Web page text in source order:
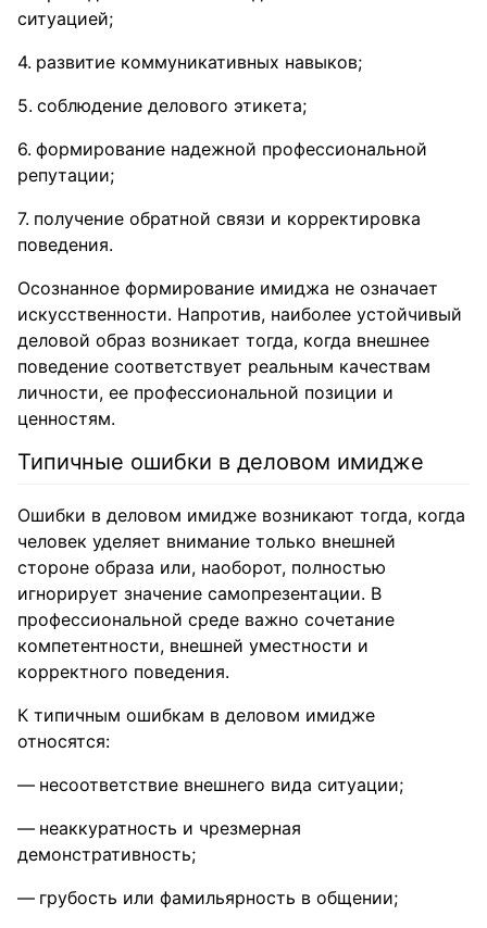
ситуацией;
развитие коммуникативных навыков;
соблюдение делового этикета;
формирование надежной профессиональной
репутации;
получение обратной связи и корректировка
поведения.
Осознанное формирование имиджа не означает
искусственности. Напротив, наиболее устойчивый
деловой образ возникает тогда, когда внешнее
поведение соответствует реальным качествам
личности, ее профессиональной позиции и
ценностям.
Типичные ошибки в деловом имидже
Ошибки в деловом имидже возникают тогда, когда
человек уделяет внимание только внешней
стороне образа или, наоборот, полностью
игнорирует значение самопрезентации. В
профессиональной среде важно сочетание
компетентности, внешней уместности и
корректного поведения.
К типичным ошибкам в деловом имидже
относятся:
несоответствие внешнего вида ситуации;
неаккуратность и чрезмерная
демонстративность;
грубость или фамильярность в общении;